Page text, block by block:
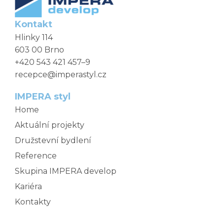
Kontakt
Hlinky 114
603 00 Brno
+420 543 421 457–9
recepce@imperastyl.cz
IMPERA styl
Home
Aktuální projekty
Družstevní bydlení
Reference
Skupina IMPERA develop
Kariéra
Kontakty